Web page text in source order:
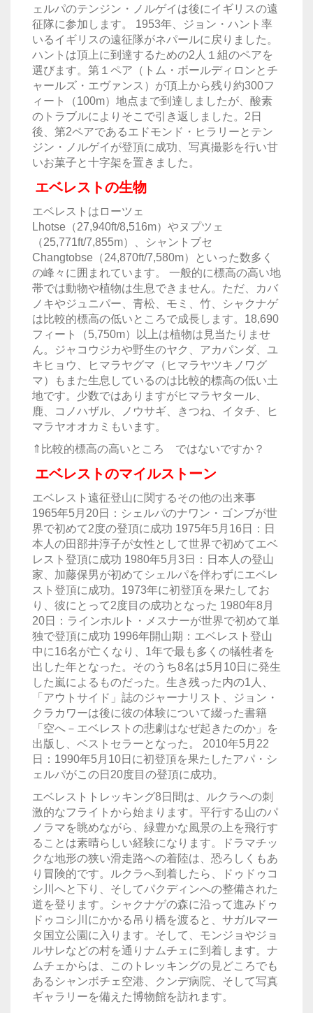
ェルパのテンジン・ノルゲイは後にイギリスの遠
征隊に参加します。 1953年、ジョン・ハント率
いるイギリスの遠征隊がネパールに戻りました。
ハントは頂上に到達するための2人１組のペアを
選びます。第１ペア（トム・ボールディロンとチ
ャールズ・エヴァンス）が頂上から残り約300フ
ィート（100m）地点まで到達しましたが、酸素
のトラブルによりそこで引き返しました。2日
後、第2ペアであるエドモンド・ヒラリーとテン
ジン・ノルゲイが登頂に成功、写真撮影を行い甘
いお菓子と十字架を置きました。
エベレストの生物
エベレストはローツェ
Lhotse（27,940ft/8,516m）やヌプツェ
（25,771ft/7,855m）、シャントブセ
Changtobse（24,870ft/7,580m）といった数多く
の峰々に囲まれています。 一般的に標高の高い地
帯では動物や植物は生息できません。ただ、カバ
ノキやジュニパー、青松、モミ、竹、シャクナゲ
は比較的標高の低いところで成長します。18,690
フィート（5,750m）以上は植物は見当たりませ
ん。ジャコウジカや野生のヤク、アカパンダ、ユ
キヒョウ、ヒマラヤグマ（ヒマラヤツキノワグ
マ）もまた生息しているのは比較的標高の低い土
地です。少数ではありますがヒマラヤタール、
鹿、コノハザル、ノウサギ、きつね、イタチ、ヒ
マラヤオオカミもいます。
⇑比較的標高の高いところ ではないですか？
エベレストのマイルストーン
エベレスト遠征登山に関するその他の出来事
1965年5月20日：シェルパのナワン・ゴンブが世
界で初めて2度の登頂に成功 1975年5月16日：日
本人の田部井淳子が女性として世界で初めてエベ
レスト登頂に成功 1980年5月3日：日本人の登山
家、加藤保男が初めてシェルパを伴わずにエベレ
スト登頂に成功。1973年に初登頂を果たしてお
り、彼にとって2度目の成功となった 1980年8月
20日：ラインホルト・メスナーが世界で初めて単
独で登頂に成功 1996年開山期：エベレスト登山
中に16名が亡くなり、1年で最も多くの犠牲者を
出した年となった。そのうち8名は5月10日に発生
した嵐によるものだった。生き残った内の1人、
「アウトサイド」誌のジャーナリスト、ジョン・
クラカワーは後に彼の体験について綴った書籍
「空へ－エベレストの悲劇はなぜ起きたのか」を
出版し、ベストセラーとなった。 2010年5月22
日：1990年5月10日に初登頂を果たしたアパ・シ
ェルパがこの日20度目の登頂に成功。
エベレストトレッキング8日間は、ルクラへの刺
激的なフライトから始まります。平行する山のパ
ノラマを眺めながら、緑豊かな風景の上を飛行す
ることは素晴らしい経験になります。ドラマチッ
クな地形の狭い滑走路への着陸は、恐ろしくもあ
り冒険的です。ルクラへ到着したら、ドゥドゥコ
シ川へと下り、そしてパクディンへの整備された
道を登ります。シャクナゲの森に沿って進みドゥ
ドゥコシ川にかかる吊り橋を渡ると、サガルマー
タ国立公園に入ります。そして、モンジョやジョ
ルサレなどの村を通りナムチェに到着します。ナ
ムチェからは、このトレッキングの見どころでも
あるシャンボチェ空港、クンデ病院、そして写真
ギャラリーを備えた博物館を訪れます。